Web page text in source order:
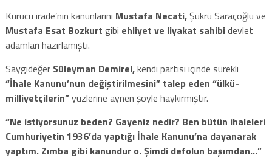
Kurucu irade’nin kanunlarını Mustafa Necati,Şükrü Saraçoğlu ve
Mustafa Esat Bozkurt gibi ehliyet ve liyakat sahibidevlet
adamları hazırlamıştı.
Saygıdeğer Süleyman Demirel,kendi partisi içinde sürekli
“İhale Kanunu’nun değiştirilmesini” talep eden “ülkü-
milliyetçilerin”yüzlerine aynen şöyle haykırmıştır.
“Ne istiyorsunuz beden? Gayeniz nedir? Ben bütün ihaleleri
Cumhuriyetin 1936’da yaptığı İhale Kanunu’na dayanarak
yaptım. Zımba gibi kanundur o. Şimdi defolun başımdan…”